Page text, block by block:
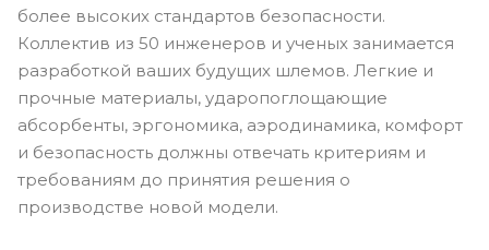
более высоких стандартов безопасности.
Коллектив из 50 инженеров и ученых занимается
разработкой ваших будущих шлемов. Легкие и
прочные материалы, ударопоглощающие
абсорбенты, эргономика, аэродинамика, комфорт
и безопасность должны отвечать критериям и
требованиям до принятия решения о
производстве новой модели.